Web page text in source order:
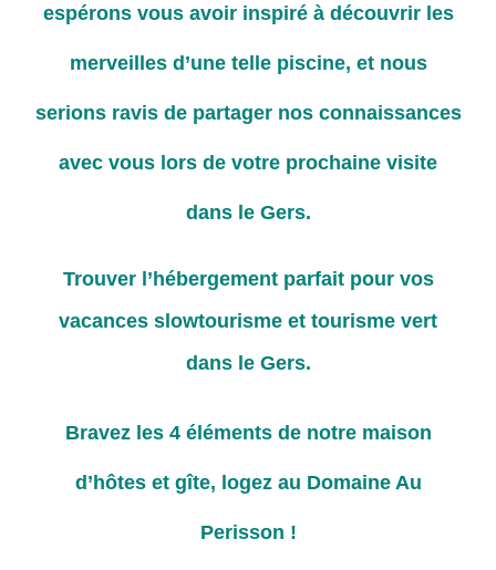
espérons vous avoir inspiré à découvrir les
merveilles d’une telle piscine, et nous
serions ravis de partager nos connaissances
avec vous lors de votre prochaine visite
dans le Gers.
Trouver l’hébergement parfait pour vos
vacances slowtourisme et tourisme vert
dans le Gers.
Bravez les 4 éléments de notre maison
d’hôtes et gîte, logez au Domaine Au
Perisson !